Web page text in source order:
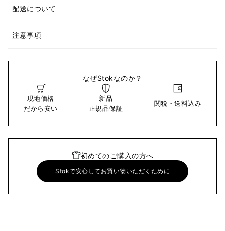
配送について
注意事項
なぜStokなのか？
現地価格
だから安い
新品
正規品保証
関税・送料込み
初めてのご購入の方へ
Stokで安心してお買い物いただくために